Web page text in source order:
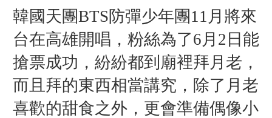
韓國天團BTS防彈少年團11月將來
台在高雄開唱，粉絲為了6月2日能
搶票成功，紛紛都到廟裡拜月老，
而且拜的東西相當講究，除了月老
喜歡的甜食之外，更會準備偶像小